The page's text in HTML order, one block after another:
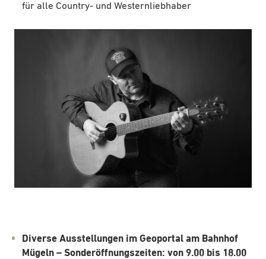
für alle Country- und Westernliebhaber
Diverse Ausstellungen im Geoportal am Bahnhof
Mügeln – Sonderöffnungszeiten: von 9.00 bis 18.00